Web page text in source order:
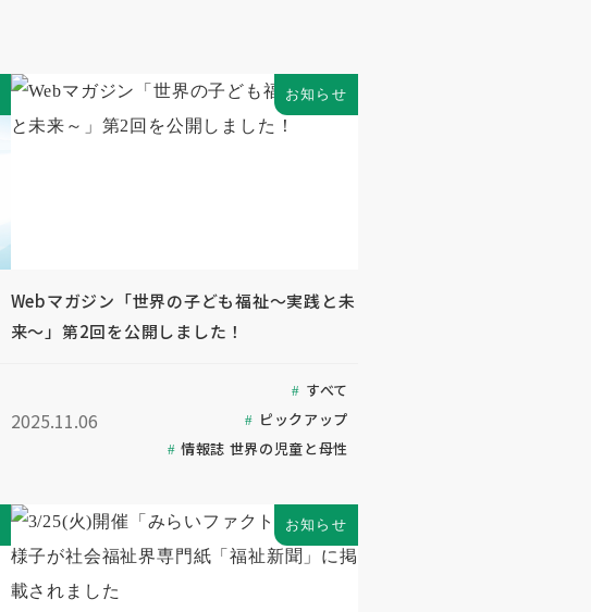
お知らせ
Webマガジン「世界の子ども福祉～実践と未
来～」第2回を公開しました！
2025.11.06
すべて
ピックアップ
情報誌 世界の児童と母性
お知らせ